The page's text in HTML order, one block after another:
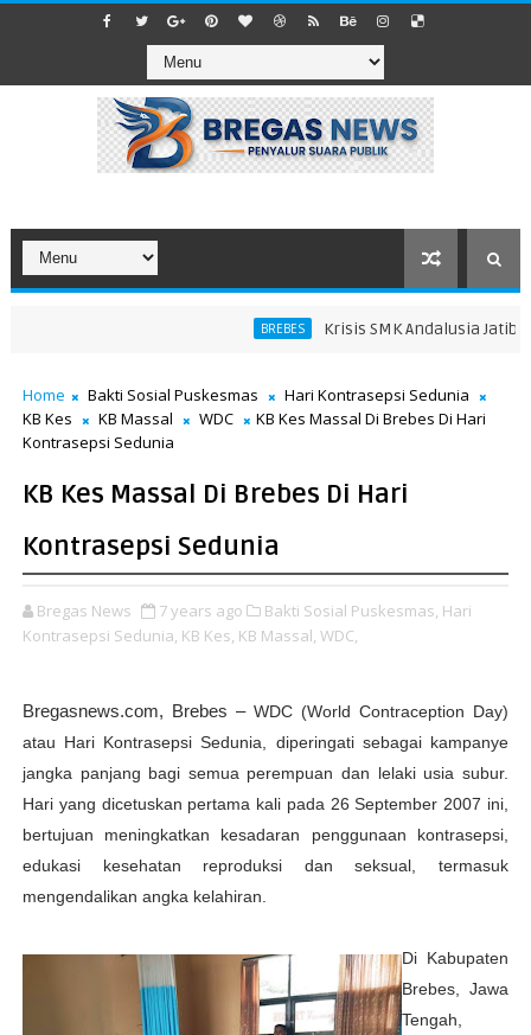
BREBES Krisis SMK Andalusia
Home Bakti Sosial Puskesmas
Hari Kontrasepsi Sedunia
KB Kes
KB Massal WDC
KB Kes Massal Di Brebes Di Hari
Kontrasepsi Sedunia
KB Kes Massal Di Brebes Di Hari
Kontrasepsi Sedunia
Bregas News 7 years ago Bakti Sosial Puskesmas, Hari
Kontrasepsi Sedunia, KB Kes, KB Massal, WDC,
Bregasnews.com, Brebes – WDC (World Contraception Day)
atau Hari Kontrasepsi Sedunia, diperingati sebagai kampanye
jangka panjang bagi semua perempuan dan lelaki usia subur.
Hari yang dicetuskan pertama kali pada 26 September 2007 ini,
bertujuan meningkatkan kesadaran penggunaan kontrasepsi,
edukasi kesehatan reproduksi dan seksual, termasuk
mengendalikan angka kelahiran.
Di Kabupaten
Brebes, Jawa
Tengah,